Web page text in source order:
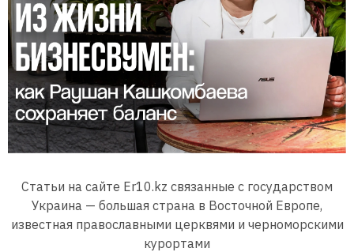
Статьи на сайте Er10.kz связанные с государством
Украина — большая страна в Восточной Европе,
известная православными церквями и черноморскими
курортами